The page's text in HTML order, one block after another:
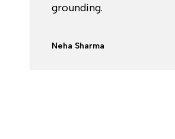
grounding.
Neha Sharma